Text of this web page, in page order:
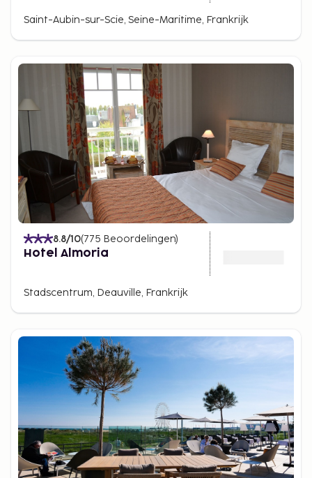
Saint-Aubin-sur-Scie, Seine-Maritime, Frankrijk
8.8/10(775 Beoordelingen)
Hotel Almoria
Stadscentrum, Deauville, Frankrijk